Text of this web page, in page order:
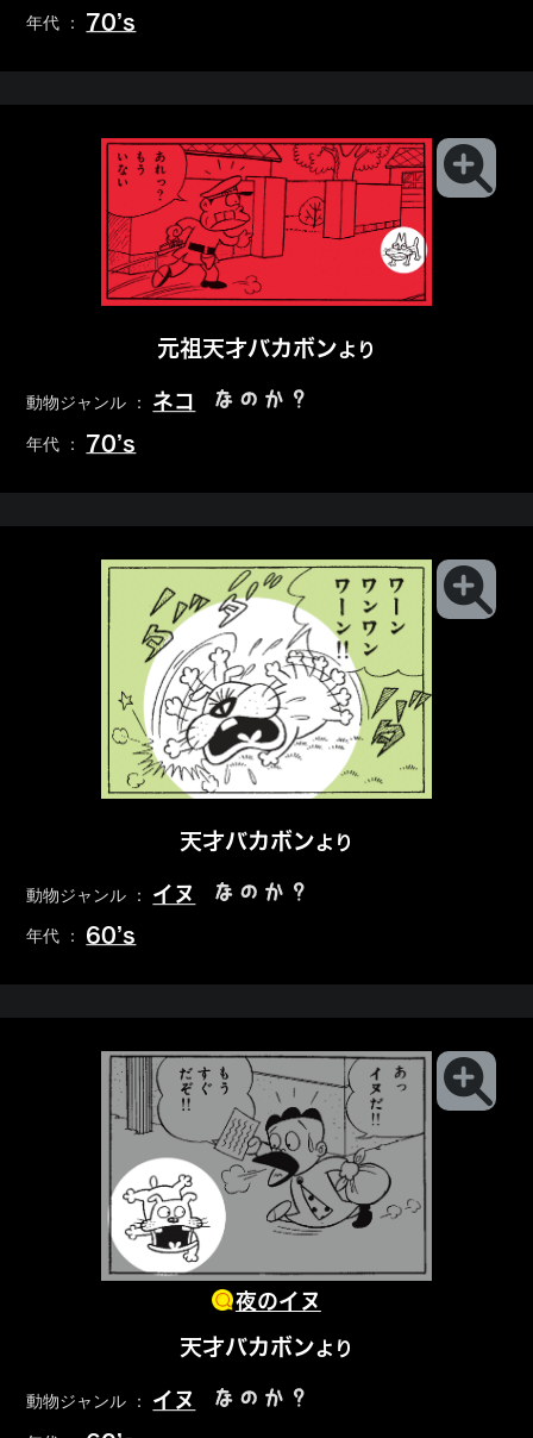
年代 ： 70’s
元祖天才バカボンより
動物ジャンル ： ネコ なのか？
年代 ： 70’s
天才バカボンより
動物ジャンル ： イヌ なのか？
年代 ： 60’s
夜のイヌ
天才バカボンより
動物ジャンル ： イヌ なのか？